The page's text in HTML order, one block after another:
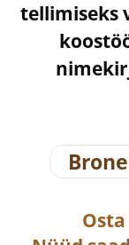
tellimiseks
Osta